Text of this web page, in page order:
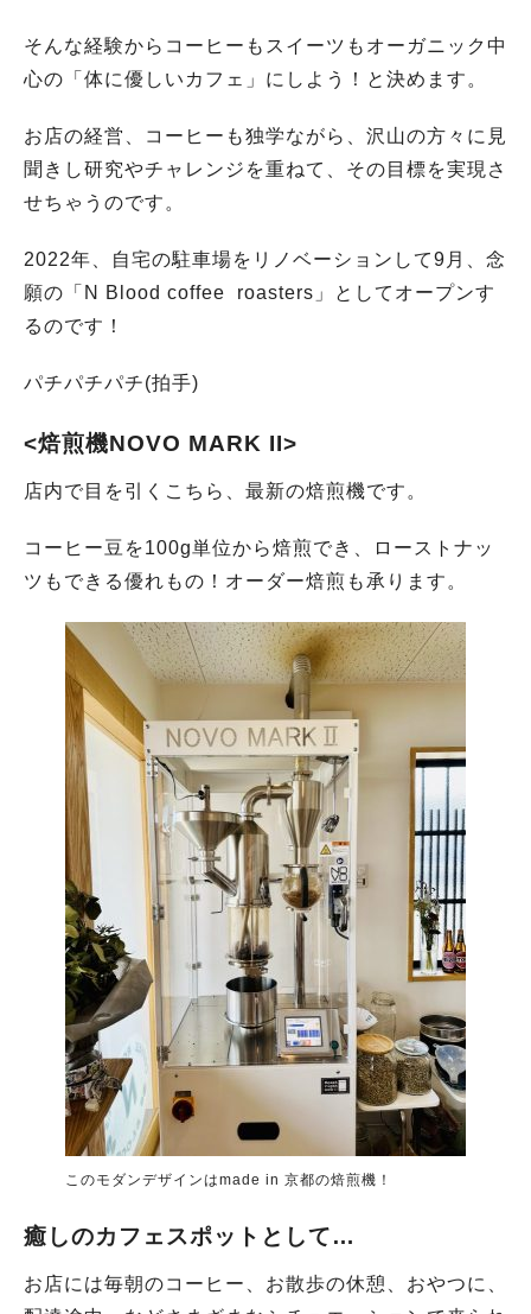
そんな経験からコーヒーもスイーツもオーガニック中
心の「体に優しいカフェ」にしよう！と決めます。
お店の経営、コーヒーも独学ながら、沢山の方々に見
聞きし研究やチャレンジを重ねて、その目標を実現さ
せちゃうのです。
2022年、自宅の駐車場をリノベーションして9月、念
願の「N Blood coffee roasters」としてオープンす
るのです！
パチパチパチ(拍手)
<焙煎機NOVO MARK II>
店内で目を引くこちら、最新の焙煎機です。
コーヒー豆を100g単位から焙煎でき、ローストナッ
ツもできる優れもの！オーダー焙煎も承ります。
このモダンデザインはmade in 京都の焙煎機！
癒しのカフェスポットとして…
お店には毎朝のコーヒー、お散歩の休憩、おやつに、
人気のキーワード
#今週どこいく？#自然とふれあう #ランチ#カフェ#まとめ